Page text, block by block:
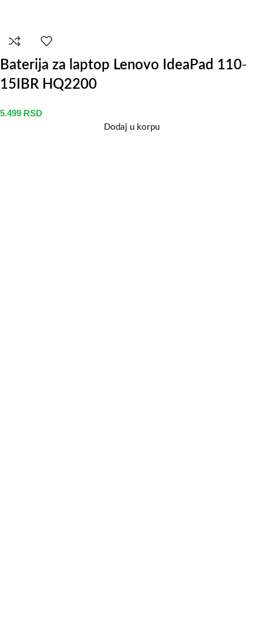
Baterija za laptop Lenovo IdeaPad 110-
15IBR HQ2200
5.499 RSD
Dodaj u korpu